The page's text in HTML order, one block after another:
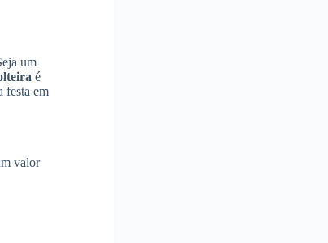
um
é
festa em
valor